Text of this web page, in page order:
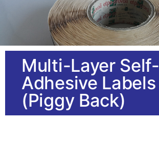
Multi-Layer Self-
Adhesive Labels
(Piggy Back)